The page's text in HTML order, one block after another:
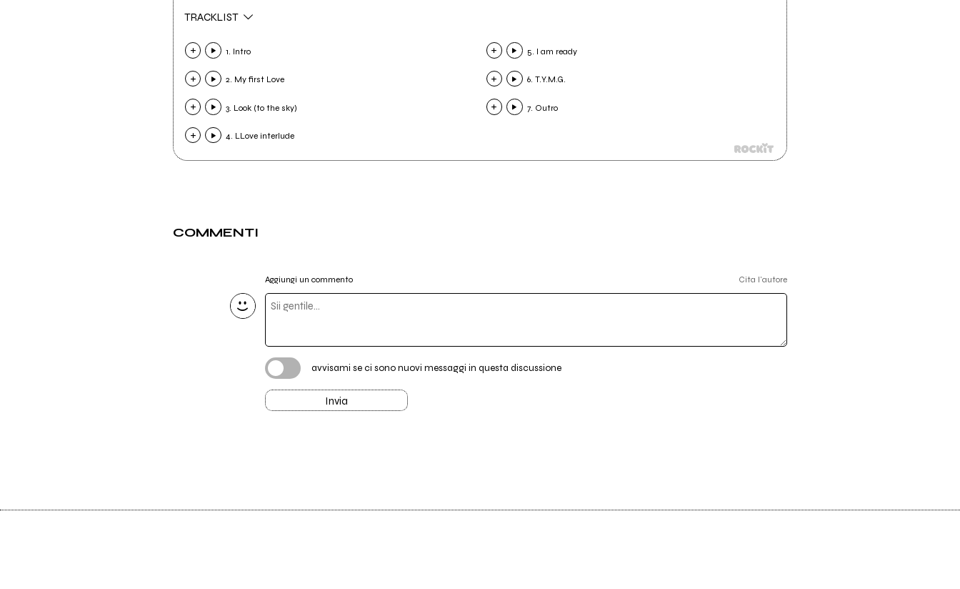
TRACKLIST
1. Intro
2. My first Love
3. Look (to the sky)
4. LLove interlude
5. I am ready
6. T.Y.M.G.
7. Outro
COMMENTI
Aggiungi un commento Cita l'autore
avvisami se ci sono nuovi messaggi in questa discussione
Invia